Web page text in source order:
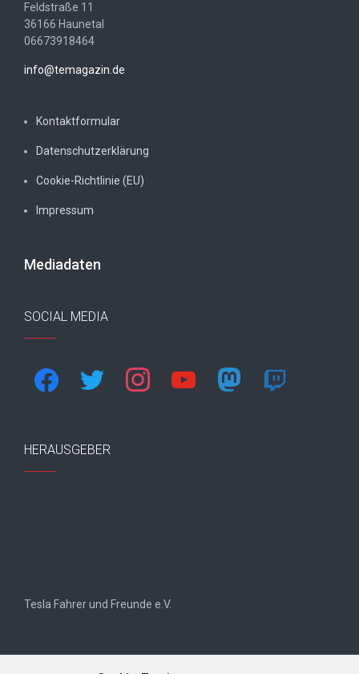
Feldstraße 11
36166 Haunetal
06673918464
info@temagazin.de
Kontaktformular
Datenschutzerklärung
Cookie-Richtlinie (EU)
Impressum
Mediadaten
SOCIAL MEDIA
facebook twitter instagram youtube mastodon twitch
HERAUSGEBER
Tesla Fahrer und Freunde e.V.